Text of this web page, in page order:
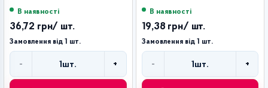
В наявності
36,72 грн/ шт.
Замовлення від 1 шт.
- 1 шт. +
В наявності
19,38 грн/ шт.
Замовлення від 1 шт.
- 1 шт. +